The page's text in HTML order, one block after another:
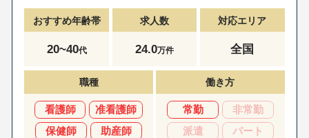
おすすめ年齢帯
20~40代
求人数
24.0万件
対応エリア
全国
職種
看護師
准看護師
保健師
助産師
働き方
常勤
非常勤
派遣
パート